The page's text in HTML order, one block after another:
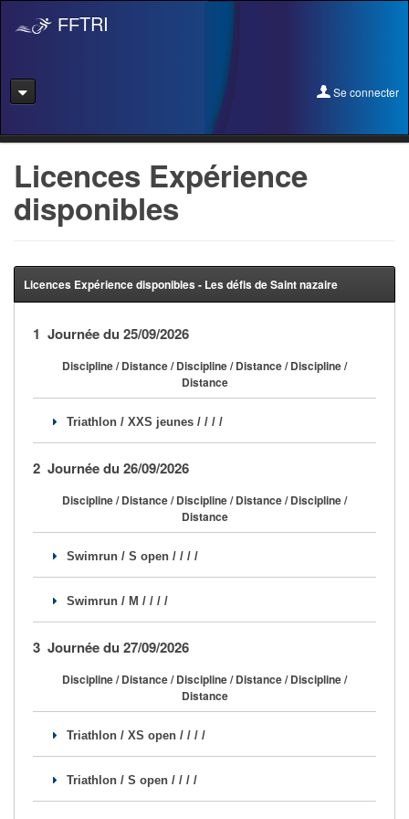
FFTRI
Se connecter
Pass Rentrée Bougez/Club
Se former
FAQ
Nous Contacter
Licences Expérience
disponibles
Licences Expérience disponibles - Les défis de Saint nazaire
1 Journée du 25/09/2026
Discipline / Distance / Discipline / Distance / Discipline /
Distance
Triathlon / XXS jeunes / / / /
2 Journée du 26/09/2026
Discipline / Distance / Discipline / Distance / Discipline /
Distance
Swimrun / S open / / / /
Swimrun / M / / / /
3 Journée du 27/09/2026
Discipline / Distance / Discipline / Distance / Discipline /
Distance
Triathlon / XS open / / / /
Triathlon / S open / / / /